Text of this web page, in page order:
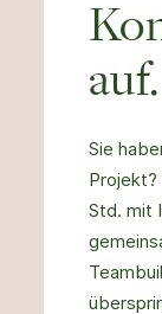
auf.
Sie
Projekt?
Std. mit